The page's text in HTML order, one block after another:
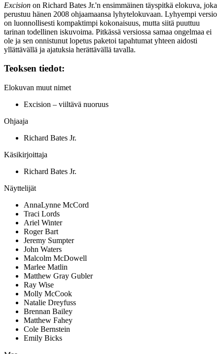
Excision on Richard Bates Jr.'n ensimmäinen täyspitkä elokuva, joka
perustuu hänen 2008 ohjaamaansa lyhytelokuvaan. Lyhyempi versio
on luonnollisesti kompaktimpi kokonaisuus, mutta siitä puuttuu
tarinan todellinen iskuvoima. Pitkässä versiossa samaa ongelmaa ei
ole ja sen onnistunut lopetus paketoi tapahtumat yhteen aidosti
yllättävällä ja ajatuksia herättävällä tavalla.
Teoksen tiedot:
Elokuvan muut nimet
Excision – viiltävä nuoruus
Ohjaaja
Richard Bates Jr.
Käsikirjoittaja
Richard Bates Jr.
Näyttelijät
AnnaLynne McCord
Traci Lords
Ariel Winter
Roger Bart
Jeremy Sumpter
John Waters
Malcolm McDowell
Marlee Matlin
Matthew Gray Gubler
Ray Wise
Molly McCook
Natalie Dreyfuss
Brennan Bailey
Matthew Fahey
Cole Bernstein
Emily Bicks